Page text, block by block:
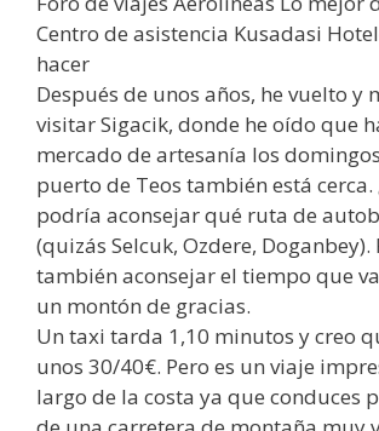
Centro de asistencia Kusadasi
hacer
Después de unos años, he vuelto y
visitar Sigacik, donde he oído que
mercado de artesanía los
puerto de Teos también está cerca.
podría aconsejar qué ruta de
(quizás Selcuk, Ozdere, Doganbey).
también aconsejar el tiempo que
un montón de gracias.
Un taxi tarda 1,10 minutos y creo
unos 30/40€. Pero es un viaje
largo de la costa ya que conduces